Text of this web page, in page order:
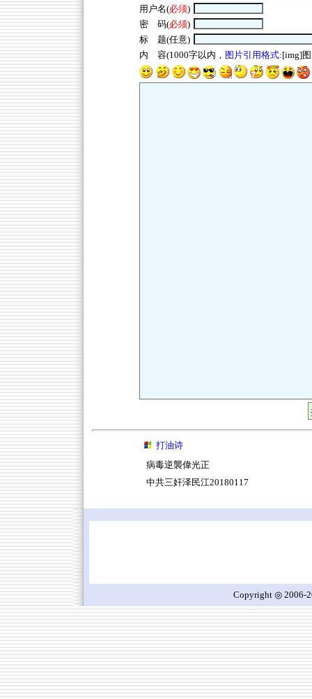
用户名(必须)
密 码(必须)
标 题(任意)
内 容(1000字以内， 图片引用格式:[img]
打油诗
病毒逆襲偉光正
中共三奸泽民江20180117
Copyright ◎ 2006-